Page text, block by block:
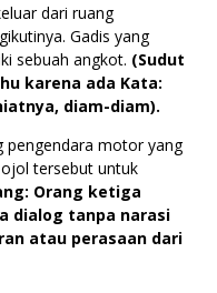
dari ruang
Gadis yang
sebuah angkot. (Sudut
karena ada Kata:
diam-diam).
pengendara motor yang
tersebut untuk
Orang ketiga
dialog tanpa narasi
atau perasaan dari